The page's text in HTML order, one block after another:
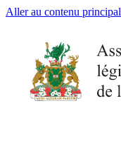
Aller au contenu principal